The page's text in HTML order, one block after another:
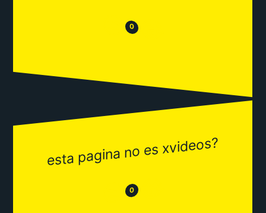
😒 0 😂
esta pagina no es xvideos?
😒 0 😂